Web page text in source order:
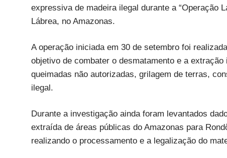
expressiva de madeira ilegal durante a “Operação
Lábrea, no Amazonas.
A operação iniciada em 30 de setembro foi
objetivo de combater o desmatamento e a
queimadas não autorizadas, grilagem de terras,
ilegal.
Durante a investigação ainda foram levantados
extraída de áreas públicas do Amazonas para
realizando o processamento e a legalização do